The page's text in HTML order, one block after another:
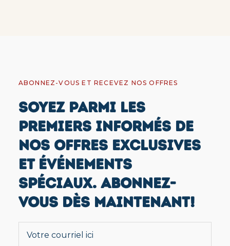
ABONNEZ-VOUS ET RECEVEZ NOS OFFRES
SOYEZ PARMI LES
PREMIERS INFORMÉS DE
NOS OFFRES EXCLUSIVES
ET ÉVÉNEMENTS
SPÉCIAUX. ABONNEZ-
VOUS DÈS MAINTENANT!